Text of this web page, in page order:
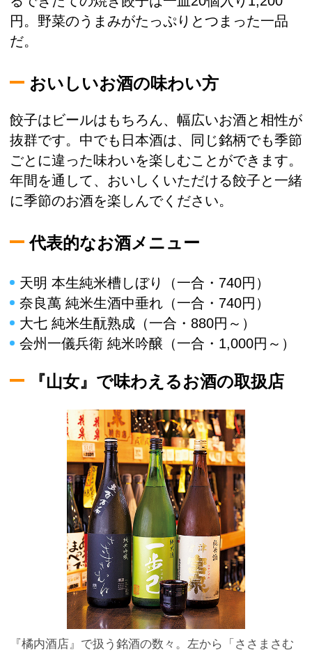
円。野菜のうまみがたっぷりとつまった一品
だ。
おいしいお酒の味わい方
餃子はビールはもちろん、幅広いお酒と相性が
抜群です。中でも日本酒は、同じ銘柄でも季節
ごとに違った味わいを楽しむことができます。
年間を通して、おいしくいただける餃子と一緒
に季節のお酒を楽しんでください。
代表的なお酒メニュー
天明 本生純米槽しぼり（一合・740円）
奈良萬 純米生酒中垂れ（一合・740円）
大七 純米生酛熟成（一合・880円～）
会州一儀兵衛 純米吟醸（一合・1,000円～）
『山女』で味わえるお酒の取扱店
『橘内酒店』で扱う銘酒の数々。左から「ささまさむ